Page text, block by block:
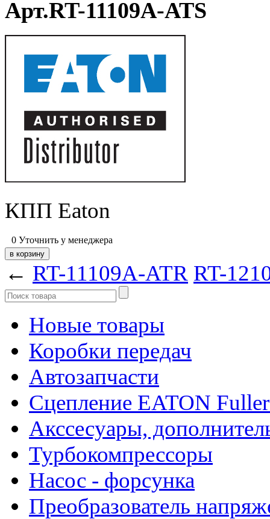
Арт.RT-11109A-ATS
КПП Eaton
0 Уточнить у менеджера
← RT-11109A-ATR RT-
Новые товары
Коробки передач
Автозапчасти
Сцепление EATON
Акссесуары,
Турбокомпрессоры
Насос - форсунка
Преобразователь